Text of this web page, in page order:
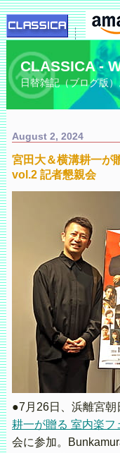
CLASSICA -
日替雑記（ブログ版
August 2, 2024
宮田大＆横溝耕一が
vol.2 記者懇親会
●7月26日、浜離宮朝
耕一が贈る 室内楽フ
会に参加。